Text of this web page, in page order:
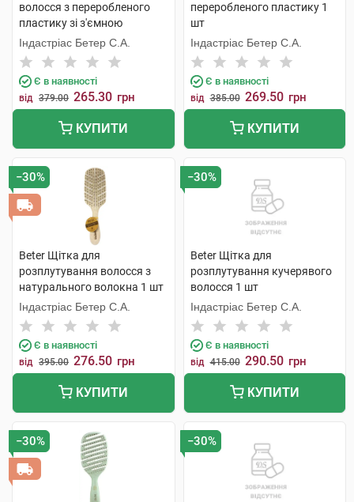
волосся з переробленого
пластику зі з'ємною
подушечкою 22,5 см 1 шт
Індастріас Бетер С.А.
Є в наявності
від 379.00 265.30 грн
КУПИТИ
переробленого пластику 1
шт
Індастріас Бетер С.А.
Є в наявності
від 385.00 269.50 грн
КУПИТИ
−30%
Beter Щітка для
розплутування волосся з
натурального волокна 1 шт
Індастріас Бетер С.А.
Є в наявності
від 395.00 276.50 грн
КУПИТИ
−30%
Beter Щітка для
розплутування кучерявого
волосся 1 шт
Індастріас Бетер С.А.
Є в наявності
від 415.00 290.50 грн
КУПИТИ
−30% −30%